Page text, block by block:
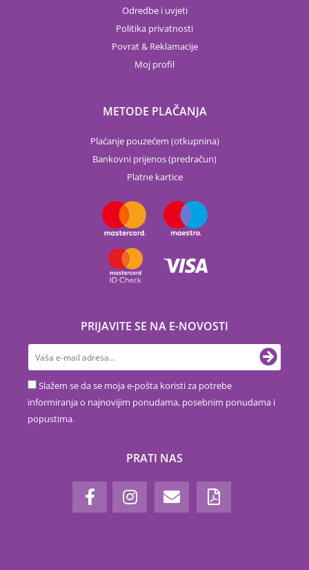
Odredbe i uvjeti
Politika privatnosti
Povrat & Reklamacije
Moj profil
METODE PLAČANJA
Plaćanje pouzećem (otkupnina)
Bankovni prijenos (predračun)
Platne kartice
PRIJAVITE SE NA E-NOVOSTI
Slažem se da se moja e-pošta koristi za potrebe
informiranja o najnovijim ponudama, posebnim ponudama i
popustima.
PRATI NAS